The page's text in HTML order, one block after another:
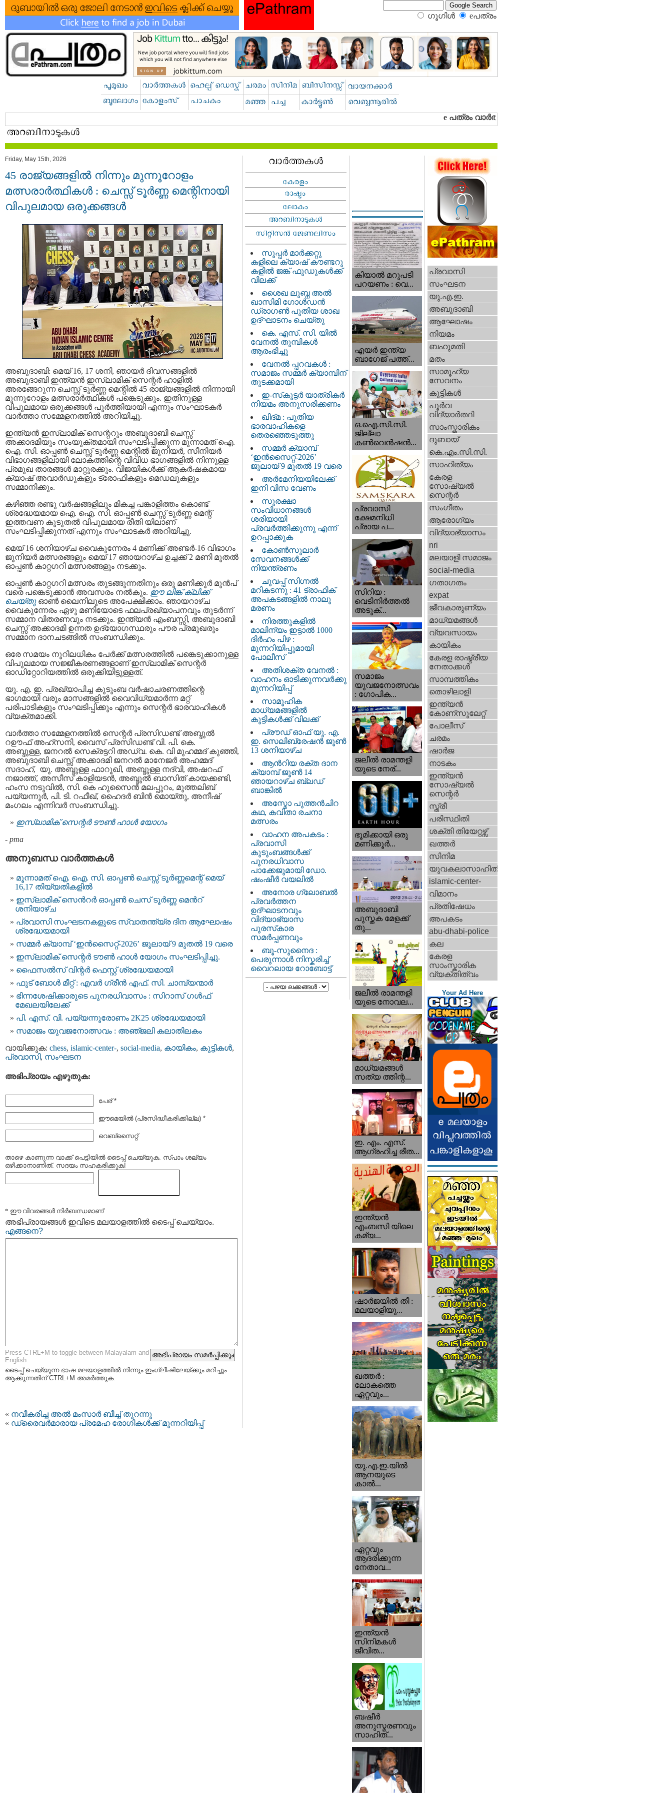
ഗൂഗിള്‍ eപത്രം‍
Friday, May 15th, 2026
45 രാജ്യങ്ങളിൽ നിന്നും മുന്നൂറോളം
മത്സരാർത്ഥികൾ : ചെസ്സ് ടൂർണ്ണ മെന്റിനായി
വിപുലമായ ഒരുക്കങ്ങൾ
അബുദാബി: മെയ് 16, 17 ശനി, ഞായർ ദിവസങ്ങളിൽ
അബുദാബി ഇന്ത്യൻ ഇസ്‌ലാമിക് സെന്റർ ഹാളിൽ
അരങ്ങേറുന്ന ചെസ്സ് ടൂർണ്ണ മെന്റിൽ 45 രാജ്യങ്ങളിൽ നിന്നായി
മുന്നൂറോളം മത്സരാർത്ഥികൾ പങ്കെടുക്കും. ഇതിനുള്ള
വിപുലമായ ഒരുക്കങ്ങൾ പൂർത്തിയായി എന്നും സംഘാടകർ
വാർത്താ സമ്മേളനത്തിൽ അറിയിച്ചു.
ഇന്ത്യൻ ഇസ്‌ലാമിക് സെന്ററും അബുദാബി ചെസ്സ്
അക്കാദമിയും സംയുക്തമായി സംഘടിപ്പിക്കുന്ന മൂന്നാമത് ഐ.
ഐ. സി. ഓപ്പൺ ചെസ്സ് ടൂർണ്ണ മെന്റിൽ ജൂനിയർ, സീനിയർ
വിഭാഗങ്ങളിലായി ലോകത്തിന്റെ വിവിധ ഭാഗങ്ങളിൽ നിന്നുള്ള
പ്രമുഖ താരങ്ങൾ മാറ്റുരക്കും. വിജയികൾക്ക് ആകർഷകമായ
ക്യാഷ് അവാർഡുകളും ട്രോഫികളും മെഡലുകളും
സമ്മാനിക്കും.
കഴിഞ്ഞ രണ്ടു വർഷങ്ങളിലും മികച്ച പങ്കാളിത്തം കൊണ്ട്
ശ്രദ്ധേയമായ ഐ. ഐ. സി. ഓപ്പൺ ചെസ്സ് ടൂർണ്ണ മെന്റ്
ഇത്തവണ കൂടുതൽ വിപുലമായ രീതി യിലാണ്
സംഘടിപ്പിക്കുന്നത് എന്നും സംഘാടകർ അറിയിച്ചു.
മെയ് 16 ശനിയാഴ്ച വൈകുന്നേരം 4 മണിക്ക് അണ്ടർ-16 വിഭാഗം
ജൂനിയർ മത്സരങ്ങളും മെയ് 17 ഞായറാഴ്ച ഉച്ചക്ക് 2 മണി മുതൽ
ഓപ്പൺ കാറ്റഗറി മത്സരങ്ങളും നടക്കും.
ഓപ്പൺ കാറ്റഗറി മത്സരം തുടങ്ങുന്നതിനും ഒരു മണിക്കൂർ മുൻപ്
വരെ പങ്കെടുക്കാൻ അവസരം നൽകും. ഈ ലിങ്ക് ക്ലിക്ക്
ചെയ്തുഓൺ ലൈനിലൂടെ അപേക്ഷിക്കാം. ഞായറാഴ്ച
വൈകുന്നേരം ഏഴു മണിയോടെ ഫലപ്രഖ്യാപനവും തുടർന്ന്
സമ്മാന വിതരണവും നടക്കും. ഇന്ത്യൻ എംബസ്സി, അബുദാബി
ചെസ്സ് അക്കാദമി ഉന്നത ഉദ്യോഗസ്ഥരും പൗര പ്രമുഖരും
സമ്മാന ദാനചടങ്ങിൽ സംബന്ധിക്കും.
ഒരേ സമയം നൂറിലധികം പേർക്ക് മത്സരത്തിൽ പങ്കെടുക്കാനുള്ള
വിപുലമായ സജ്ജീകരണങ്ങളാണ് ഇസ്‌ലാമിക് സെന്റർ
ഓഡിറ്റോറിയത്തിൽ ഒരുക്കിയിട്ടുള്ളത്.
യു. എ. ഇ. പ്രഖ്യാപിച്ച കുടുംബ വർഷാചരണത്തിന്റെ
ഭാഗമായി വരും മാസങ്ങളിൽ വൈവിധ്യമാർന്ന മറ്റ്
പരിപാടികളും സംഘടിപ്പിക്കും എന്നും സെന്റർ ഭാരവാഹികൾ
വ്യക്തമാക്കി.
വാർത്താ സമ്മേളനത്തിൽ സെന്റർ പ്രസിഡണ്ട് അബ്ദുൽ
റഊഫ് അഹ്സനി, വൈസ് പ്രസിഡണ്ട് വി. പി. കെ.
അബ്ദുള്ള, ജനറൽ സെക്രട്ടറി അഡ്വ. കെ. വി മുഹമ്മദ് കുഞ്ഞി,
അബുദാബി ചെസ്സ് അക്കാദമി ജനറൽ മാനേജർ അഹമ്മദ്
സദാഹ്, യു. അബ്ദുള്ള ഫാറൂഖി, അബ്ദുള്ള നദ്‌വി, അഷറഫ്
നജാത്ത്, അസീസ് കാളിയടൻ, അബ്ദുൽ ബാസിത് കായക്കണ്ടി,
ഹംസ നടുവിൽ, സി. കെ ഹുസൈൻ മലപ്പുറം, മുത്തലിബ്
പയ്യന്നൂർ, പി. ടി. റഫീഖ്, ഹൈദർ ബിൻ മൊയ്തു, അനീഷ്
മംഗലം എന്നിവർ സംബന്ധിച്ചു.
ഇസ്‌ലാമിക് സെന്റർ ടൗൺ ഹാൾ യോഗം
- pma
അനുബന്ധ വാര്‍ത്തകള്‍
മൂന്നാമത് ഐ. ഐ. സി. ഓപ്പൺ ചെസ്സ് ടൂർണ്ണമെന്റ് മെയ്
16,17 തിയ്യതികളിൽ
ഇസ്ലാമിക് സെന്‍റര്‍ ഓപ്പൺ ചെസ് ടൂര്‍ണ്ണ മെന്‍റ്
ശനിയാഴ്ച
പ്രവാസി സംഘടനകളുടെ സ്വാതന്ത്യ്ര ദിന ആഘോഷം
ശ്രദ്ധേയമായി
സമ്മർ ക്യാമ്പ് ‘ഇൻസൈറ്റ്-2026’ ജൂലായ് 9 മുതൽ 19 വരെ
ഇസ്‌ലാമിക് സെന്റർ ടൗൺ ഹാൾ യോഗം സംഘടിപ്പിച്ചു.
ഫൈസൽസ് വിന്റർ ഫെസ്റ്റ് ശ്രദ്ധേയമായി
ഫുട് ബോൾ മീറ്റ് : എവർ ഗ്രീൻ എഫ്. സി. ചാമ്പ്യന്മാർ
ഭിന്നശേഷിക്കാരുടെ പുനരധിവാസം : സിറാസ് ഗൾഫ്
മേഖലയിലേക്ക്
പി. എസ്. വി. പയ്യന്നൂരോണം 2K25 ശ്രദ്ധേയമായി
സമാജം യുവജനോത്സവം : അഞ്‌ജലി കലാതിലകം
വായിക്കുക: chess, islamic-center-, social-media, കായികം, കുട്ടികള്‍,
പ്രവാസി, സംഘടന
അഭിപ്രായം എഴുതുക:
പേര് *
ഈമെയില്‍ (പ്രസിദ്ധീകരിക്കില്ല) *
വെബ്സൈറ്റ്
താഴെ കാണുന്ന വാക്ക് പെട്ടിയില്‍ ടൈപ്പ്‌ ചെയ്യുക. സ്പാം ശല്യം
ഒഴിക്കാനാണിത്. സദയം സഹകരിക്കുക!
* ഈ വിവരങ്ങള്‍ നിര്‍ബന്ധമാണ്
അഭിപ്രായങ്ങള്‍ ഇവിടെ മലയാളത്തില്‍ ടൈപ്പ് ചെയ്യാം.
എങ്ങനെ?
Press CTRL+M to toggle between Malayalam and
English.
ടൈപ്പ്‌ ചെയ്യുന്ന ഭാഷ മലയാളത്തില്‍ നിന്നും ഇംഗ്ലീഷിലേയ്ക്കും മറിച്ചും
ആക്കുന്നതിന് CTRL+M അമര്‍ത്തുക.
« നവീകരിച്ച അൽ മംസാർ ബീച്ച് തുറന്നു
« ഡ്രൈവർമാരായ പ്രമേഹ രോഗികൾക്ക് മുന്നറിയിപ്പ്
സൂപ്പർ മാർക്കറ്റു
കളിലെ ക്യാഷ് കൗണ്ടറു
കളിൽ ജങ്ക് ഫുഡുകൾക്ക്
വിലക്ക്
ശൈഖ ലുബ്ന അൽ
ഖാസിമി ഗോൾഡൻ
ഡ്രാഗൺ പുതിയ ശാഖ
ഉദ്ഘാടനം ചെയ്തു
കെ. എസ്. സി. യിൽ
വേനൽ തുമ്പികൾ
ആരംഭിച്ചു
വേനൽ പ്പറവകൾ :
സമാജം സമ്മർ ക്യാമ്പിന്
തുടക്കമായി
ഇ-സ്‌കൂട്ടർ യാത്രികർ
നിയമം അനുസരിക്കണം
ഖിദ്മ : പുതിയ
ഭാരവാഹികളെ
തെരഞ്ഞെടുത്തു
സമ്മർ ക്യാമ്പ്
‘ഇൻസൈറ്റ്-2026’
ജൂലായ് 9 മുതൽ 19 വരെ
അർമേനിയയിലേക്ക്
ഇനി വിസ വേണം
സുരക്ഷാ
സംവിധാനങ്ങൾ
ശരിയായി
പ്രവർത്തിക്കുന്നു എന്ന്
ഉറപ്പാക്കുക
കോൺസുലാർ
സേവനങ്ങൾക്ക്
നിയന്ത്രണം
ചുവപ്പ് സിഗ്നൽ
മറികടന്നു : 41 ട്രാഫിക്
അപകടങ്ങളിൽ നാലു
മരണം
നിരത്തുകളിൽ
മാലിന്യം ഇട്ടാൽ 1000
ദിർഹം പിഴ :
മുന്നറിയിപ്പുമായി
പോലീസ്
അതിശക്ത വേനൽ :
വാഹനം ഓടിക്കുന്നവർക്കു
മുന്നറിയിപ്പ്
സാമൂഹിക
മാധ്യമങ്ങളിൽ
കുട്ടികൾക്ക് വിലക്ക്
പ്രൗഡ് ഓഫ് യു. എ.
ഇ. സെലിബ്രേഷൻ ജൂൺ
13 ശനിയാഴ്ച
ആൻറിയ രക്ത ദാന
ക്യാമ്പ് ജൂൺ 14
ഞായറാഴ്ച ബ്ലഡ്
ബാങ്കിൽ
അസ്മോ പുത്തൻചിറ
കഥ, കവിതാ രചനാ
മത്സരം
വാഹന അപകടം :
പ്രവാസി
കുടുംബങ്ങൾക്ക്
പുനരധിവാസ
പാക്കേജുമായി ഡോ.
ഷംഷീർ വയലിൽ
അനോര ഗ്ലോബൽ
പ്രവർത്തന
ഉദ്ഘാടനവും
വിദ്യാഭ്യാസ
പുരസ്‌കാര
സമർപ്പണവും
ബൂ-സുനൈദ :
പെരുന്നാൾ നിസ്കരിച്ച്
വൈറലായ റോബോട്ട്
കിയാല്‍ മറുപടി
പറയണം : വെ...
എയര്‍ ഇന്ത്യ
ബാഗേജ് പത്ത്...
ഒ.ഐ.സി.സി.
ജില്ലാ
കൺവെൻഷൻ...
പ്രവാസി
ക്ഷേമനിധി
പ്രായ പ...
സിറിയ :
വെടിനിർത്തൽ
അടുക്...
സമാജം
യുവജനോത്സവം
: ഗോപിക...
ജലീല്‍ രാമന്തളി
യുടെ നേര്...
ഭൂമിക്കായി ഒരു
മണിക്കൂര്‍...
അബുദാബി
പുസ്തക മേളക്ക്
തു...
ജലീല്‍ രാമന്തളി
യുടെ നോവല...
മാധ്യമങ്ങള്‍
സത്യ ത്തിന്റ...
ഇ. എം. എസ്.
ആഗ്രഹിച്ച രീത...
ഇന്ത്യന്‍
എംബസി യിലെ
കമ്യ...
ഷാര്‍ജയില്‍ തീ :
മലയാളിയു...
ഖത്തര്‍ :
ലോകത്തെ
ഏറ്റവും...
യു.എ.ഇ.യില്‍
ആനയുടെ
കാല്‍...
ഏറ്റവും
ആദരിക്കുന്ന
നേതാവ...
ഇന്ത്യന്‍
സിനിമകള്‍
ജീവിത...
ബഷീര്‍
അനുസ്മരണവും
സാഹിത്...
പ്രവാസി
സംഘടന
യു.എ.ഇ.
അബുദാബി
ആഘോഷം
നിയമം
ബഹുമതി
മതം
സാമൂഹ്യ
സേവനം
കുട്ടികള്‍
പൂര്‍വ
വിദ്യാര്‍ത്ഥി
സാംസ്കാരികം
ദുബായ്‌
കെ.എം.സി.സി.
സാഹിത്യം
കേരള
സോഷ്യല്‍
സെന്റര്‍
സംഗീതം
ആരോഗ്യം
വിദ്യാഭ്യാസം
nri
മലയാളി സമാജം
social-media
ഗതാഗതം
expat
ജീവകാരുണ്യം
മാധ്യമങ്ങള്‍
വ്യവസായം
കായികം
കേരള രാഷ്ട്രീയ
നേതാക്കള്‍
സാമ്പത്തികം
തൊഴിലാളി
ഇന്ത്യന്‍
കോണ്സുലേറ്റ്
പോലീസ്
ചരമം
ഷാര്‍ജ
നാടകം
ഇന്ത്യന്‍
സോഷ്യല്‍
സെന്റര്‍
സ്ത്രീ
പരിസ്ഥിതി
ശക്തി തിയേറ്റഴ്സ്
ഖത്തര്‍
സിനിമ
യുവകലാസാഹിതി
islamic-center-
വിമാനം
പ്രതിഷേധം
അപകടം
abu-dhabi-police
കല
കേരള
സാംസ്കാരിക
വ്യക്തിത്വം
Your Ad Here